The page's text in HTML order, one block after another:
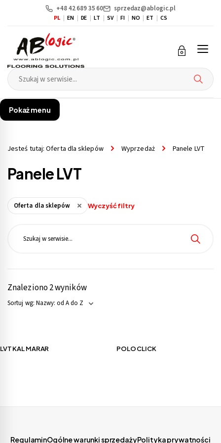
do menu
głównego
menu
w
stopce
+48 42 689 35 60 sprzedaz@ablogic.pl
PL EN DE LT SV FI NO ET CS
Pokaż menu
Jesteś tutaj: Oferta dla sklepów Wyprzedaż Panele LVT
Panele LVT
Oferta dla sklepów Wyczyść filtry
Znaleziono 2 wyników
Sortuj wg: Nazwy: od A do Z
LVT KAL MARAR POLO CLICK
RegulaminOgólne warunki sprzedażyPolityka prywatności